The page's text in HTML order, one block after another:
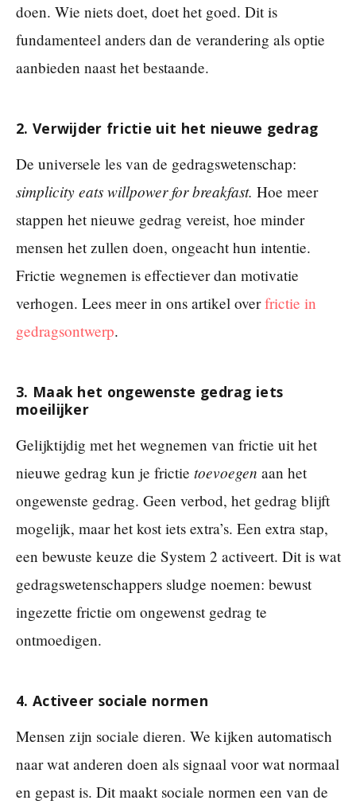
doen. Wie niets doet, doet het goed. Dit is
fundamenteel anders dan de verandering als optie
aanbieden naast het bestaande.
2. Verwijder frictie uit het nieuwe gedrag
De universele les van de gedragswetenschap:
simplicity eats willpower for breakfast. Hoe meer
stappen het nieuwe gedrag vereist, hoe minder
mensen het zullen doen, ongeacht hun intentie.
Frictie wegnemen is effectiever dan motivatie
verhogen. Lees meer in ons artikel overfrictie in
gedragsontwerp.
3. Maak het ongewenste gedrag iets
moeilijker
Gelijktijdig met het wegnemen van frictie uit het
nieuwe gedrag kun je frictie toevoegen aan het
ongewenste gedrag. Geen verbod, het gedrag blijft
mogelijk, maar het kost iets extra’s. Een extra stap,
een bewuste keuze die System 2 activeert. Dit is wat
gedragswetenschappers sludge noemen: bewust
ingezette frictie om ongewenst gedrag te
ontmoedigen.
4. Activeer sociale normen
Mensen zijn sociale dieren. We kijken automatisch
naar wat anderen doen als signaal voor wat normaal
en gepast is. Dit maakt sociale normen een van de